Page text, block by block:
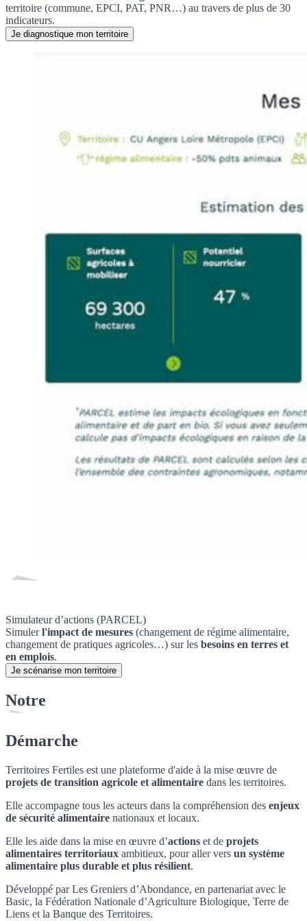
territoire (commune, EPCI, PAT, PNR…) au travers de plus de 30
indicateurs.
Je diagnostique mon territoire
Simulateur d’actions (PARCEL)
Simulerl'impact de mesures (changement de régime alimentaire,
changement de pratiques agricoles…) sur les besoins en terres et
en emplois.
Je scénarise mon territoire
Notre
Démarche
Territoires Fertiles est une plateforme d'aide à la mise œuvre de
projets de transition agricole et alimentaire dans les territoires.
Elle accompagne tous les acteurs dans la compréhension des enjeux
de sécurité alimentaire nationaux et locaux.
Elle les aide dans la mise en œuvre d’actions et de projets
alimentaires territoriaux ambitieux, pour aller vers un système
alimentaire plus durable et plus résilient.
Développé par Les Greniers d’Abondance, en partenariat avec le
Basic, la Fédération Nationale d’Agriculture Biologique, Terre de
Liens et la Banque des Territoires.